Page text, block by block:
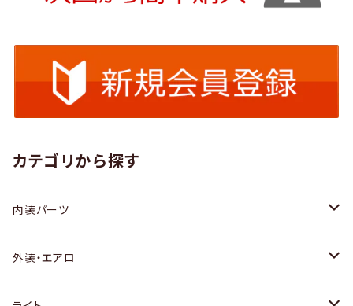
カテゴリから探す
内装パーツ
トヨタ
外装・エアロ